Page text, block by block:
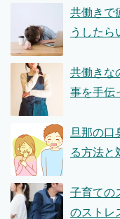
共働きで
うしたら
共働きな
事を手伝
旦那の口
る方法と
子育ての
のストレ